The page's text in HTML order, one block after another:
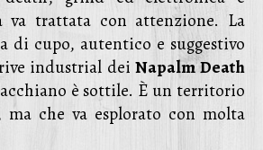
va trattata con attenzione. La
di cupo, autentico e suggestivo
industrial deiNapalm Death
è sottile. È un territorio
ma che va esplorato con molta